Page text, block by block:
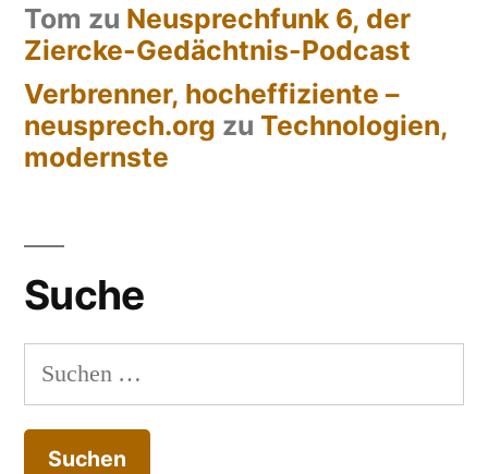
Tom zu Neusprechfunk 6, der
Ziercke-Gedächtnis-Podcast
Verbrenner, hocheffiziente –
neusprech.org zu Technologien,
modernste
Suche
Suchen
nach: